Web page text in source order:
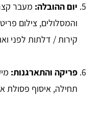
יום ההובלה: מעבר
והמסלולים, צילום
קירות / דלתות לפני
פריקה והתארגנות:
תחילה, איסוף פסולת